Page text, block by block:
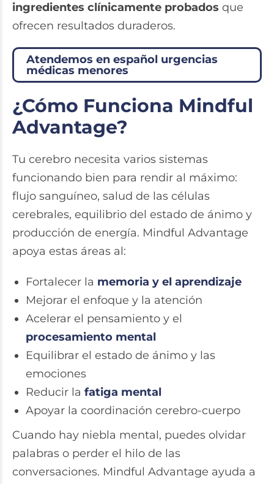
ingredientes clínicamente probados que
ofrecen resultados duraderos.
Atendemos en español urgencias
médicas menores
¿Cómo Funciona Mindful
Advantage?
Tu cerebro necesita varios sistemas
funcionando bien para rendir al máximo:
flujo sanguíneo, salud de las células
cerebrales, equilibrio del estado de ánimo y
producción de energía. Mindful Advantage
apoya estas áreas al:
Fortalecer la memoria y el aprendizaje
Mejorar el enfoque y la atención
Acelerar el pensamiento y el
procesamiento mental
Equilibrar el estado de ánimo y las
emociones
Reducir la fatiga mental
Apoyar la coordinación cerebro-cuerpo
Cuando hay niebla mental, puedes olvidar
palabras o perder el hilo de las
conversaciones. Mindful Advantage ayuda a